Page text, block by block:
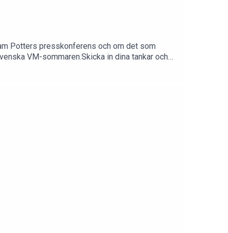
Potters presskonferens och om det som
VM-sommaren.Skicka in dina tankar och